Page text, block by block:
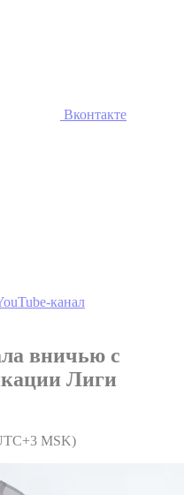
Вконтакте
канал
вничью с
Лиги
MSK)